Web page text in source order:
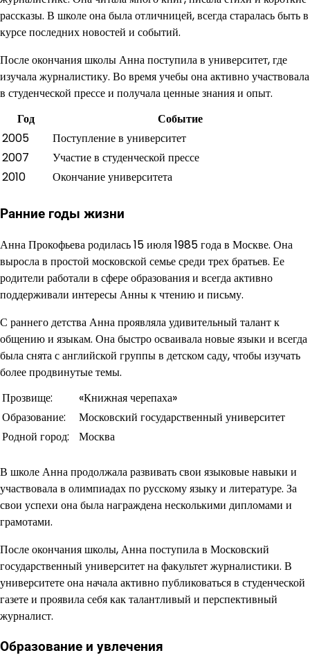
рассказы. В школе она была отличницей, всегда старалась быть в
курсе последних новостей и событий.
После окончания школы Анна поступила в университет, где
изучала журналистику. Во время учебы она активно участвовала
в студенческой прессе и получала ценные знания и опыт.
Год
Событие
2005
Поступление в университет
2007
Участие в студенческой прессе
2010
Окончание университета
Ранние годы жизни
Анна Прокофьева родилась 15 июля 1985 года в Москве. Она
выросла в простой московской семье среди трех братьев. Ее
родители работали в сфере образования и всегда активно
поддерживали интересы Анны к чтению и письму.
С раннего детства Анна проявляла удивительный талант к
общению и языкам. Она быстро осваивала новые языки и всегда
была снята с английской группы в детском саду, чтобы изучать
более продвинутые темы.
Прозвище:
«Книжная черепаха»
Образование:
Московский государственный университет
Родной город:
Москва
В школе Анна продолжала развивать свои языковые навыки и
участвовала в олимпиадах по русскому языку и литературе. За
свои успехи она была награждена несколькими дипломами и
грамотами.
После окончания школы, Анна поступила в Московский
государственный университет на факультет журналистики. В
университете она начала активно публиковаться в студенческой
газете и проявила себя как талантливый и перспективный
журналист.
Образование и увлечения